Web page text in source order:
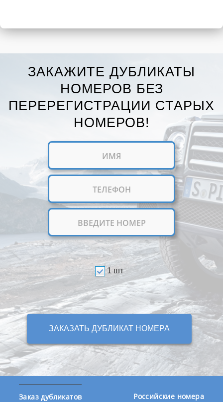
ЗАКАЖИТЕ ДУБЛИКАТЫ
НОМЕРОВ БЕЗ
ПЕРЕРЕГИСТРАЦИИ СТАРЫХ
НОМЕРОВ!
1 шт
ЗАКАЗАТЬ ДУБЛИКАТ НОМЕРА
Заказ дубликатов Российские номера